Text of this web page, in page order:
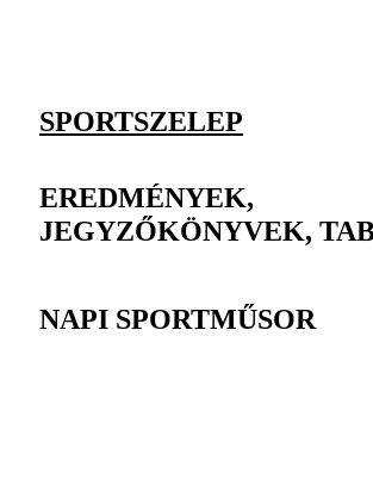
SPORTSZELEP
EREDMÉNYEK,
JEGYZŐKÖNYVEK,
NAPI SPORTMŰSOR